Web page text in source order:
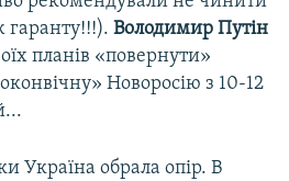
гаранту!!!). Володимир Путін
планів «повернути»
Новоросію з 10-12
Україна обрала опір. В